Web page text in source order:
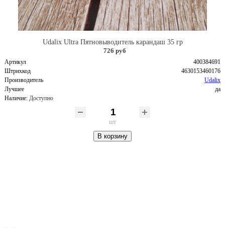
Udalix Ultra Пятновыводитель карандаш 35 гр
726 руб
Артикул
400384691
Штрихкод
4630153460176
Производитель
Udalix
Лучшее
да
Наличие: Доступно
шт
В корзину